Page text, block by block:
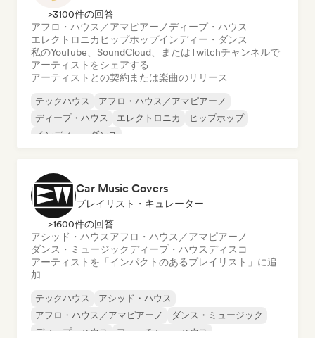
>3100件の回答
アフロ・ハウス／アマピアーノディープ・ハウス
エレクトロニカ ヒップホップインディー・ダンス
私のYouTube、SoundCloud、またはTwitchチャンネルで
アーティストをシェアする
アーティストとの契約または楽曲のリリース
テックハウス
アフロ・ハウス／アマピアーノ
ディープ・ハウス
エレクトロニカ
ヒップホップ
インディー・ダンス
Car Music Covers
プレイリスト・キュレーター
>1600件の回答
アシッド・ハウスアフロ・ハウス／アマピアーノ
ダンス・ミュージックディープ・ハウスディスコ
アーティストを「インパクトのあるプレイリスト」に追
加
テックハウス
アシッド・ハウス
アフロ・ハウス／アマピアーノ
ダンス・ミュージック
ディープ・ハウス
フューチャー・ハウス